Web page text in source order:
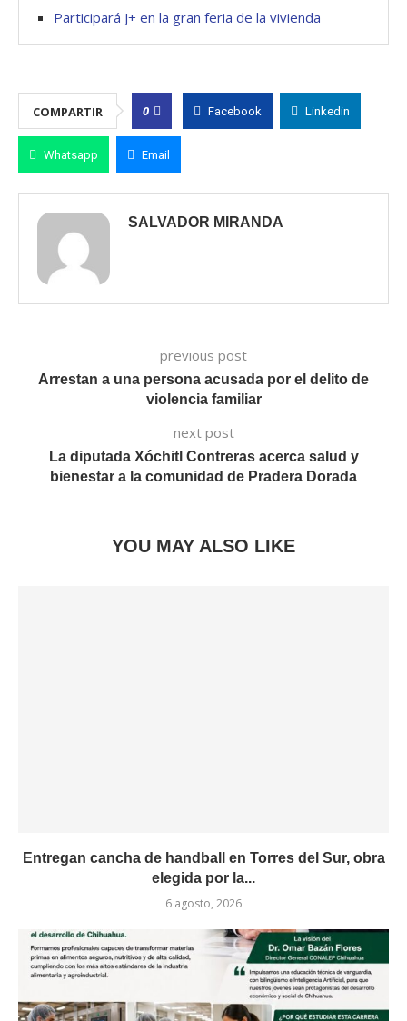
Participará J+ en la gran feria de la vivienda
COMPARTIR 0 Facebook Linkedin
Whatsapp Email
SALVADOR MIRANDA
previous post
Arrestan a una persona acusada por el delito de
violencia familiar
next post
La diputada Xóchitl Contreras acerca salud y
bienestar a la comunidad de Pradera Dorada
YOU MAY ALSO LIKE
Entregan cancha de handball en Torres del Sur, obra
elegida por la...
6 agosto, 2026